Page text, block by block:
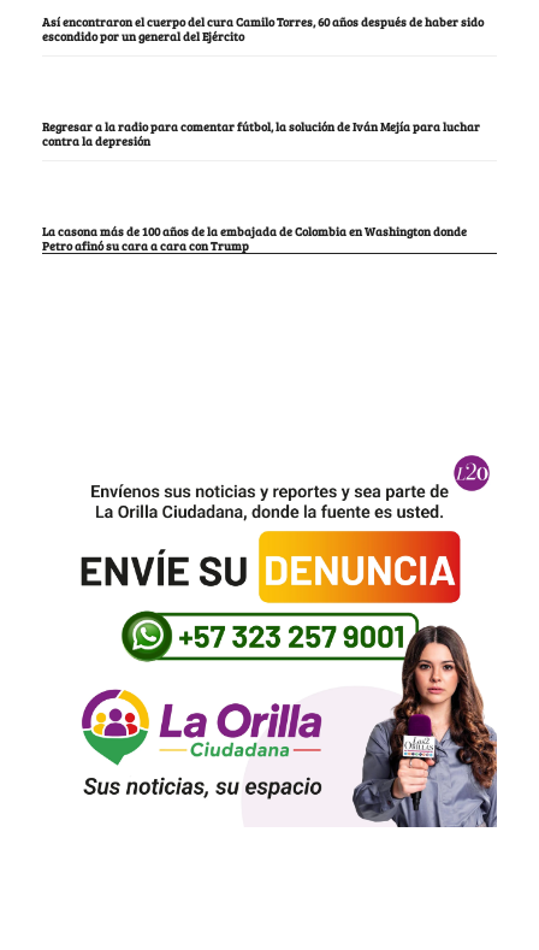
Así encontraron el cuerpo del cura Camilo Torres, 60 años después de haber sido
escondido por un general del Ejército
Regresar a la radio para comentar fútbol, la solución de Iván Mejía para luchar
contra la depresión
La casona más de 100 años de la embajada de Colombia en Washington donde
Petro afinó su cara a cara con Trump